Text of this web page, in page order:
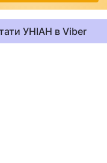
УНІАН в Viber